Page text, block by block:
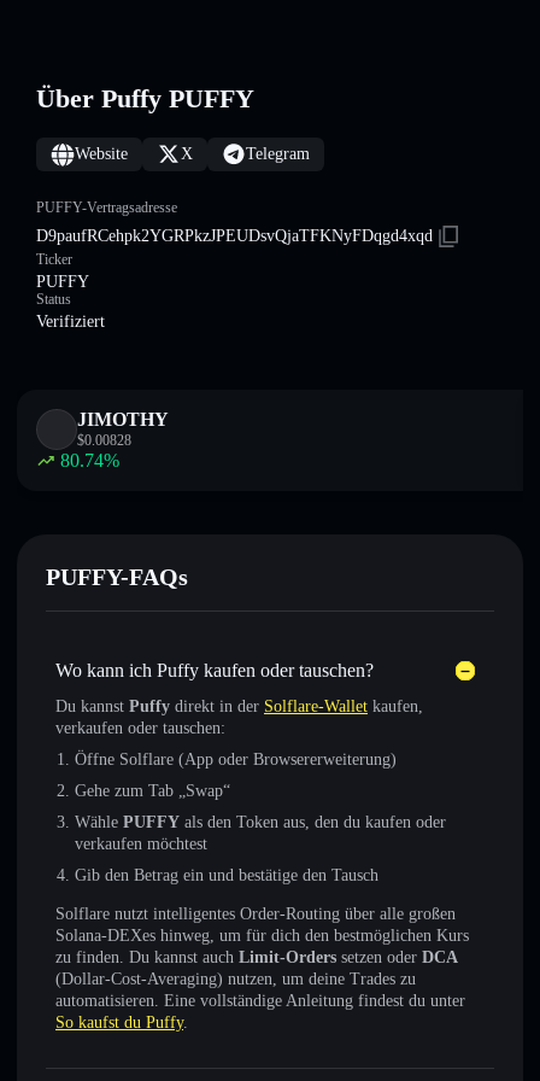
Über Puffy PUFFY
Website X Telegram
PUFFY-Vertragsadresse
D9paufRCehpk2YGRPkzJPEUDsvQjaTFKNyFDqgd4xqd
Ticker
PUFFY
Status
Verifiziert
JIMOTHY
$0.00828
80.74%
PUFFY-FAQs
Wo kann ich Puffy kaufen oder tauschen?
Du kannst Puffy direkt in der Solflare-Wallet kaufen,
verkaufen oder tauschen:
Öffne Solflare (App oder Browsererweiterung)
Gehe zum Tab „Swap“
Wähle PUFFY als den Token aus, den du kaufen oder
verkaufen möchtest
Gib den Betrag ein und bestätige den Tausch
Solflare nutzt intelligentes Order-Routing über alle großen
Solana-DEXes hinweg, um für dich den bestmöglichen Kurs
zu finden. Du kannst auch Limit-Orders setzen oder DCA
(Dollar-Cost-Averaging) nutzen, um deine Trades zu
automatisieren. Eine vollständige Anleitung findest du unter
So kaufst du Puffy.